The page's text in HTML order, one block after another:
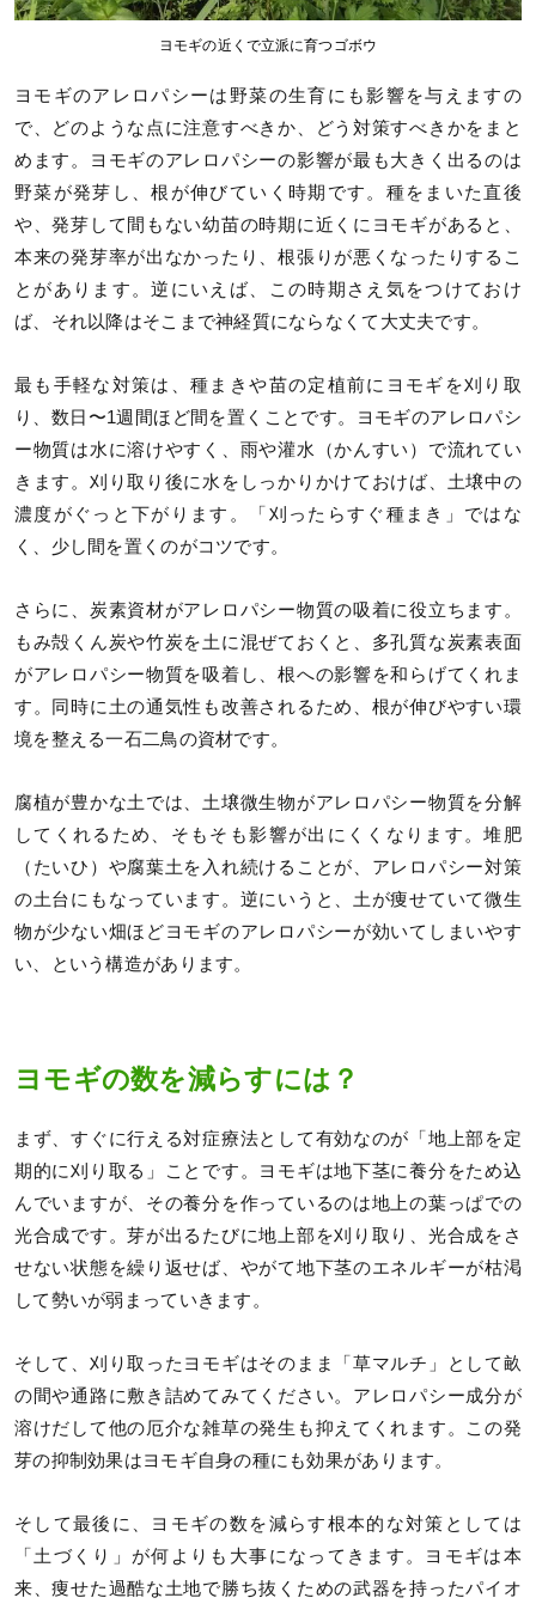
ヨモギの近くで立派に育つゴボウ
ヨモギのアレロパシーは野菜の生育にも影響を与えますの
で、どのような点に注意すべきか、どう対策すべきかをまと
めます。ヨモギのアレロパシーの影響が最も大きく出るのは
野菜が発芽し、根が伸びていく時期です。種をまいた直後
や、発芽して間もない幼苗の時期に近くにヨモギがあると、
本来の発芽率が出なかったり、根張りが悪くなったりするこ
とがあります。逆にいえば、この時期さえ気をつけておけ
ば、それ以降はそこまで神経質にならなくて大丈夫です。
最も手軽な対策は、種まきや苗の定植前にヨモギを刈り取
り、数日〜1週間ほど間を置くことです。ヨモギのアレロパシ
ー物質は水に溶けやすく、雨や灌水（かんすい）で流れてい
きます。刈り取り後に水をしっかりかけておけば、土壌中の
濃度がぐっと下がります。「刈ったらすぐ種まき」ではな
く、少し間を置くのがコツです。
さらに、炭素資材がアレロパシー物質の吸着に役立ちます。
もみ殻くん炭や竹炭を土に混ぜておくと、多孔質な炭素表面
がアレロパシー物質を吸着し、根への影響を和らげてくれま
す。同時に土の通気性も改善されるため、根が伸びやすい環
境を整える一石二鳥の資材です。
腐植が豊かな土では、土壌微生物がアレロパシー物質を分解
してくれるため、そもそも影響が出にくくなります。堆肥
（たいひ）や腐葉土を入れ続けることが、アレロパシー対策
の土台にもなっています。逆にいうと、土が痩せていて微生
物が少ない畑ほどヨモギのアレロパシーが効いてしまいやす
い、という構造があります。
ヨモギの数を減らすには？
まず、すぐに行える対症療法として有効なのが「地上部を定
期的に刈り取る」ことです。ヨモギは地下茎に養分をため込
んでいますが、その養分を作っているのは地上の葉っぱでの
光合成です。芽が出るたびに地上部を刈り取り、光合成をさ
せない状態を繰り返せば、やがて地下茎のエネルギーが枯渇
して勢いが弱まっていきます。
そして、刈り取ったヨモギはそのまま「草マルチ」として畝
の間や通路に敷き詰めてみてください。アレロパシー成分が
溶けだして他の厄介な雑草の発生も抑えてくれます。この発
芽の抑制効果はヨモギ自身の種にも効果があります。
そして最後に、ヨモギの数を減らす根本的な対策としては
「土づくり」が何よりも大事になってきます。ヨモギは本
来、痩せた過酷な土地で勝ち抜くための武器を持ったパイオ